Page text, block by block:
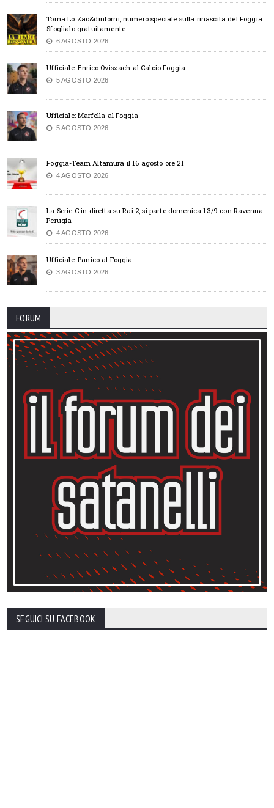
Torna Lo Zac&dintorni, numero speciale sulla rinascita del Foggia.
Sfoglialo gratuitamente
6 AGOSTO 2026
Ufficiale: Enrico Oviszach al Calcio Foggia
5 AGOSTO 2026
Ufficiale: Marfella al Foggia
5 AGOSTO 2026
Foggia-Team Altamura il 16 agosto ore 21
4 AGOSTO 2026
La Serie C in diretta su Rai 2, si parte domenica 13/9 con Ravenna-
Perugia
4 AGOSTO 2026
Ufficiale: Panico al Foggia
3 AGOSTO 2026
FORUM
SEGUICI SU FACEBOOK